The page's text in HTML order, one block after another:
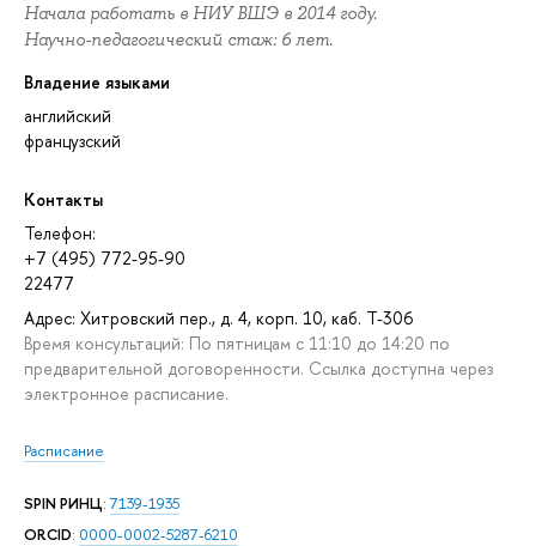
Начала работать в НИУ ВШЭ в 2014 году.
Научно-педагогический стаж: 6 лет.
Владение языками
английский
французский
Контакты
Телефон:
+7 (495) 772-95-90
22477
Адрес: Хитровский пер., д. 4, корп. 10, каб. Т-306
Время консультаций: По пятницам с 11:10 до 14:20 по
предварительной договоренности. Ссылка доступна через
электронное расписание.
Расписание
SPIN РИНЦ:7139-1935
ORCID: 0000-0002-5287-6210